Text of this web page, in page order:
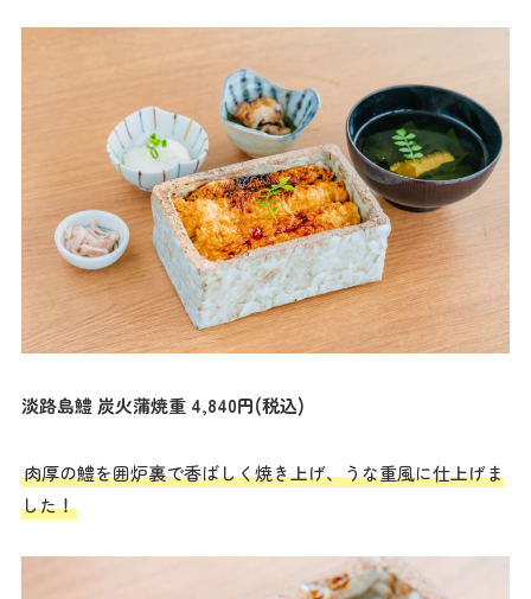
淡路島鱧 炭火蒲焼重 4,840円(税込)
肉厚の鱧を囲炉裏で香ばしく焼き上げ、うな重風に仕上げま
した！